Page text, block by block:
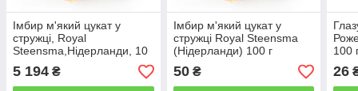
Імбир м'який цукат у
стружці, Royal
Steensma,Нідерланди, 10
кг
5 194 ₴
Імбир м'який цукат у
стружці Royal Steensma
(Нідерланди) 100 г
50₴
100
26